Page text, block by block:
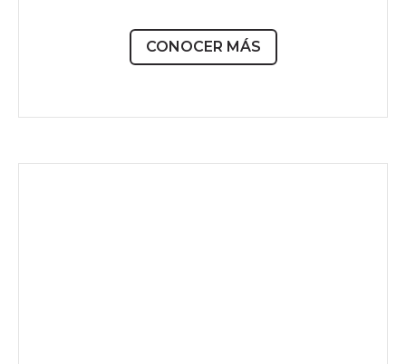
CONOCER MÁS